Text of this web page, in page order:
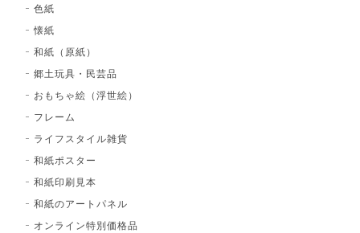
色紙
懐紙
和紙（原紙）
郷土玩具・民芸品
おもちゃ絵（浮世絵）
フレーム
ライフスタイル雑貨
和紙ポスター
和紙印刷見本
和紙のアートパネル
オンライン特別価格品